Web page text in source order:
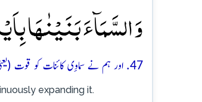
وَ السَّمَآءَ بَنَیۡنٰہَا
47. اور ہم نے سماوِى کائنات کو قوت (یعنی زبردست توانائى) کے ذریعے پيدا كيا اور ہم ہى (اِس كائنات كو) مسلسل پھیلاؤ دیتے جا رہے ہیں
expanding it.